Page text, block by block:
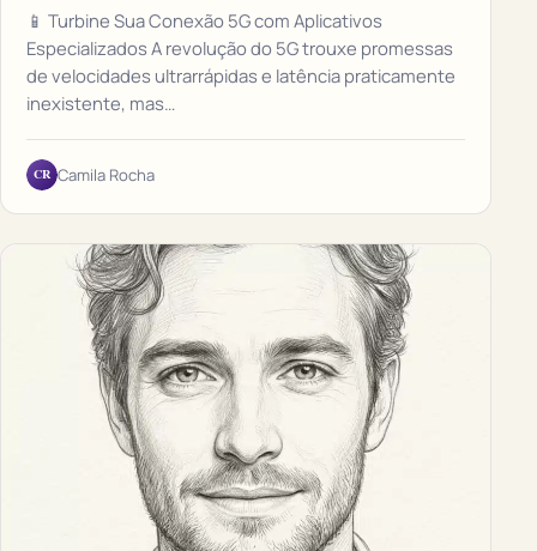
📱 Turbine Sua Conexão 5G com Aplicativos
Especializados A revolução do 5G trouxe promessas
de velocidades ultrarrápidas e latência praticamente
inexistente, mas…
CR Camila Rocha